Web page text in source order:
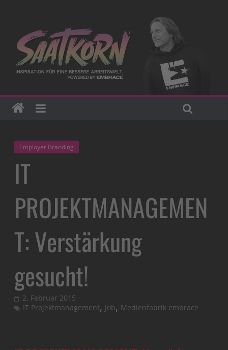
Employer Branding
IT
PROJEKTMANAGEMEN
T: Verstärkung
gesucht!
2. Februar 2015
IT Projektmanagement, Job, Medienfabrik embrace